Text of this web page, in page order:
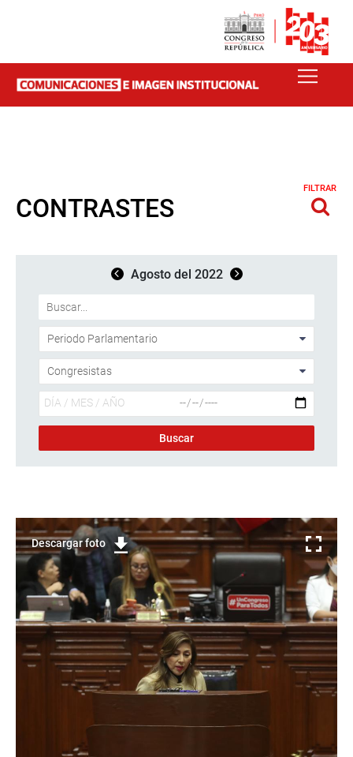
CONTRASTES
FILTRAR
Agosto del 2022
Descargar foto